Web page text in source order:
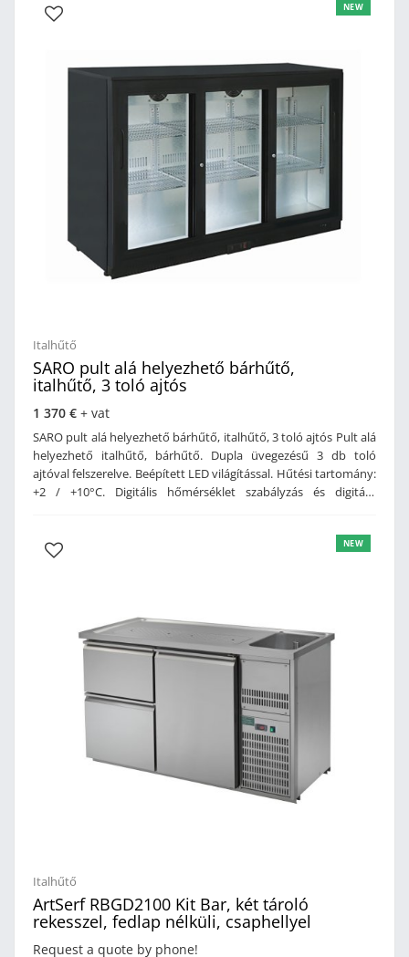
burkolat: festett fém2 üveg tolóajtóÁllítható polcokPolcok
szabályzásKapacitás: 198 LHűtési tartomány: +2 / +10
°CHűtőközeg: R600aMéret: 900 x 520 x 850 mm (szé x mé x
Italhűtő
SARO pult alá helyezhető bárhűtő,
italhűtő, 3 toló ajtós
1 370 € + vat
SARO pult alá helyezhető bárhűtő, italhűtő, 3 toló ajtós Pult alá
helyezhető italhűtő, bárhűtő. Dupla üvegezésű 3 db toló
ajtóval felszerelve. Beépített LED világítással. Hűtési tartomány:
+2 / +10°C. Digitális hőmérséklet szabályzás és digitális
burkolat: festett fém3 üveg tolóajtóÁllítható polcokPolcok
°CHűtőközeg: R600aMéret: 1350 x 520 x 850 mm (szé x mé x
ma)Súly: 90 kg
NEW
Italhűtő
ArtSerf RBGD2100 Kit Bar, két tároló
rekesszel, fedlap nélküli, csaphellyel
Request a quote by phone!
NEW